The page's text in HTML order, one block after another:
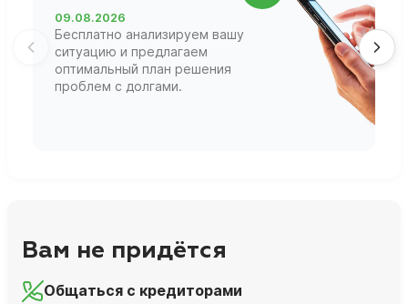
09.08.2026
Бесплатно анализируем вашу
ситуацию и предлагаем
оптимальный план решения
проблем с долгами.
Вам не придётся
Общаться с кредиторами